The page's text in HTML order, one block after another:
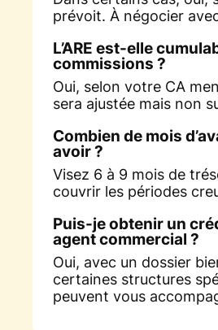
prévoit. À négocier
L’ARE est-elle
commissions ?
Oui, selon votre CA
sera ajustée mais non
Combien de mois
avoir ?
Visez 6 à 9 mois de
couvrir les périodes
Puis-je obtenir un
agent commercial ?
Oui, avec un dossier
certaines structures
peuvent vous